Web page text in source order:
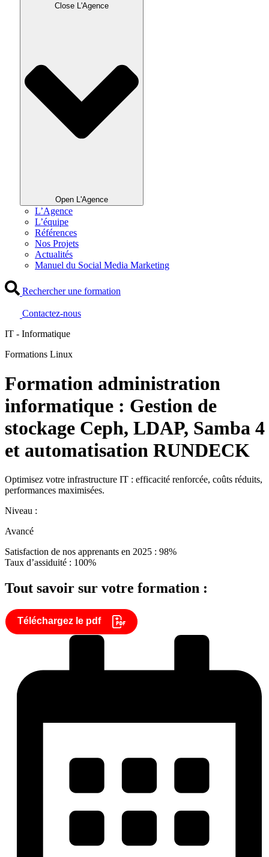
Close L'Agence
Open L'Agence
L’Agence
L’équipe
Références
Nos Projets
Actualités
Manuel du Social Media Marketing
Rechercher une formation
Contactez-nous
IT - Informatique
Formations Linux
Formation administration
informatique : Gestion de
stockage Ceph, LDAP, Samba 4
et automatisation RUNDECK
Optimisez votre infrastructure IT : efficacité renforcée, coûts réduits,
performances maximisées.
Niveau :
Avancé
Satisfaction de nos apprenants en 2025 : 98%
Taux d’assiduité : 100%
Tout savoir sur votre formation :
Téléchargez le pdf